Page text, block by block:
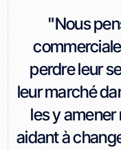
"Nous
perdre leur
leur marché
les y
aidant à